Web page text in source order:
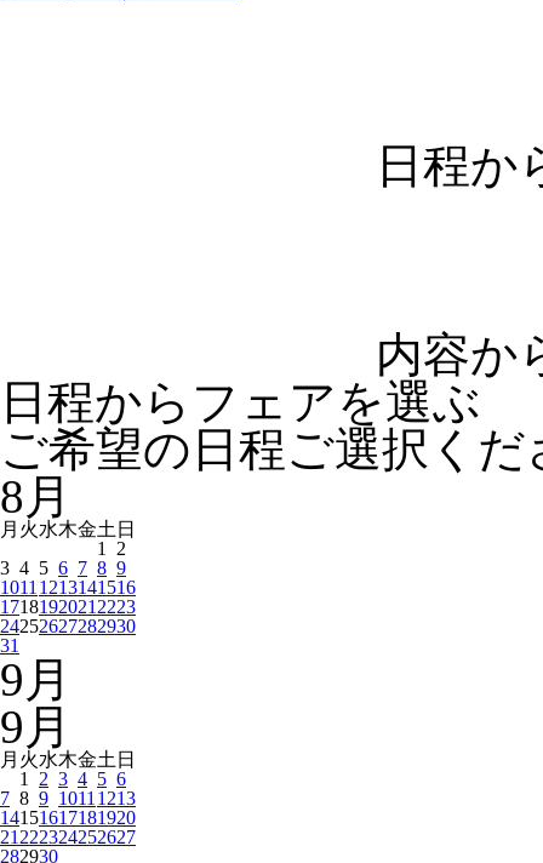
日程か
内容か
日程からフェアを選ぶ
ご希望の日程ご選択くだ
8 月
月 火水木金土 日
1
2
3 4 5 6 7 8 9
1011 1213141516
1718192021 2223
24252627282930
31
9 月
9 月
月 火水木金土 日
1
2 3 4 5 6
7 8 9 1011 1213
14151617181920
21 222324252627
282930